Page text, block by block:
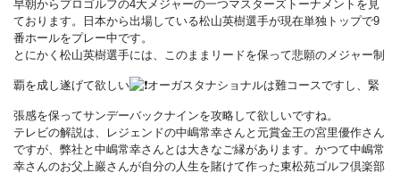
早朝からプロゴルフの4大メジャーの一つマスターズトーナメントを見
ております。日本から出場している松山英樹選手が現在単独トップで9
番ホールをプレー中です。
とにかく松山英樹選手には、このままリードを保って悲願のメジャー制
覇を成し遂げて欲しい オーガスタナショナルは難コースですし、緊
張感を保ってサンデーバックナインを攻略して欲しいですね。
テレビの解説は、レジェンドの中嶋常幸さんと元賞金王の宮里優作さん
ですが、弊社と中嶋常幸さんとは大きなご縁があります。かつて中嶋常
幸さんのお父上巖さんが自分の人生を賭けて作った東松苑ゴルフ倶楽部